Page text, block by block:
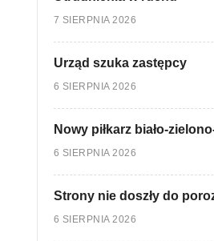
7 SIERPNIA 2026
Urząd szuka zastępcy
6 SIERPNIA 2026
Nowy piłkarz biało-
6 SIERPNIA 2026
Strony nie doszły do
6 SIERPNIA 2026